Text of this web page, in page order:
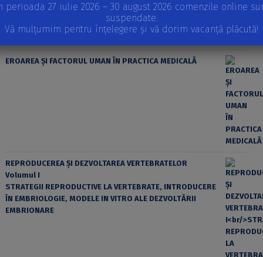
EROAREA ȘI FACTORUL UMAN ÎN PRACTICA MEDICALĂ
REPRODUCEREA ȘI DEZVOLTAREA VERTEBRATELOR
Volumul I
STRATEGII REPRODUCTIVE LA VERTEBRATE, INTRODUCERE
ÎN EMBRIOLOGIE, MODELE IN VITRO ALE DEZVOLTĂRII
EMBRIONARE
perioada 27 iulie 2026 – 30 august 2026 comenzile online
suspendate.
Vă mulțumim pentru înțelegere și vă dorim vacanță plăcută!